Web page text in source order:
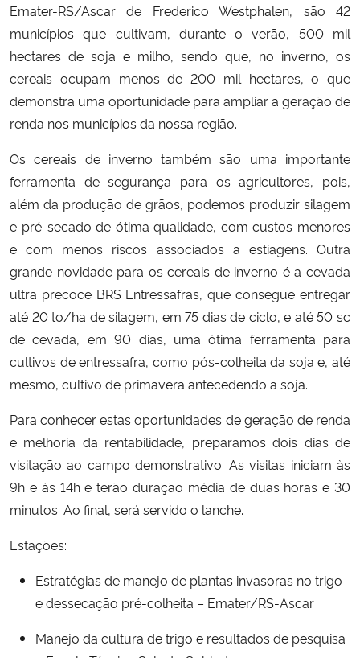
Ministério da Mulher, da Família e dos Direitos Humanos
Gabinete de Segurança Institucional
Advocacia-Geral da União
Planalto
Emater-RS/Ascar de Frederico Westphalen, são 42
municípios que cultivam, durante o verão, 500 mil
hectares de soja e milho, sendo que, no inverno, os
cereais ocupam menos de 200 mil hectares, o que
demonstra uma oportunidade para ampliar a geração de
renda nos municípios da nossa região.
Os cereais de inverno também são uma importante
ferramenta de segurança para os agricultores, pois,
além da produção de grãos, podemos produzir silagem
e pré-secado de ótima qualidade, com custos menores
e com menos riscos associados a estiagens. Outra
grande novidade para os cereais de inverno é a cevada
ultra precoce BRS Entressafras, que consegue entregar
até 20 to/ha de silagem, em 75 dias de ciclo, e até 50 sc
de cevada, em 90 dias, uma ótima ferramenta para
cultivos de entressafra, como pós-colheita da soja e, até
mesmo, cultivo de primavera antecedendo a soja.
Para conhecer estas oportunidades de geração de renda
e melhoria da rentabilidade, preparamos dois dias de
visitação ao campo demonstrativo. As visitas iniciam às
9h e às 14h e terão duração média de duas horas e 30
minutos. Ao final, será servido o lanche.
Estações:
Estratégias de manejo de plantas invasoras no trigo
e dessecação pré-colheita – Emater/RS-Ascar
Manejo da cultura de trigo e resultados de pesquisa